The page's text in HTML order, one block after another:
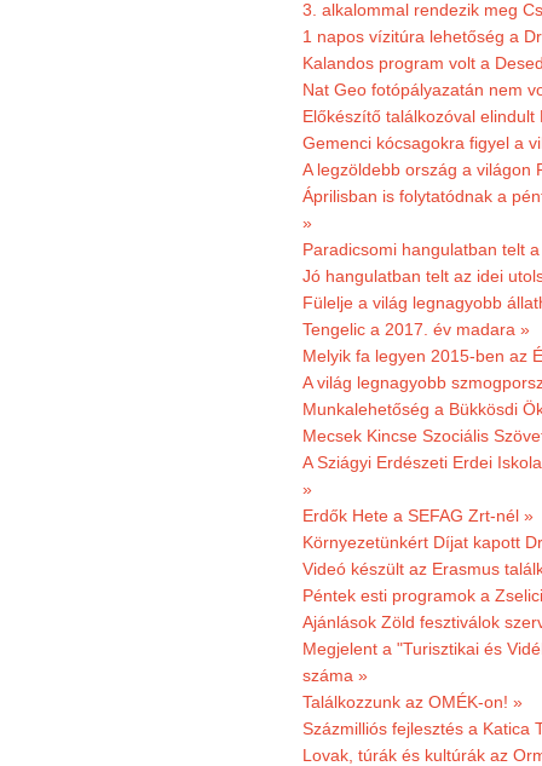
3. alkalommal rendezik meg
1 napos vízitúra lehetőség a
Kalandos program volt a
Nat Geo fotópályazatán nem
Előkészítő találkozóval
Gemenci kócsagokra figyel a
A legzöldebb ország a világon
Áprilisban is folytatódnak a
»
Paradicsomi hangulatban telt
Jó hangulatban telt az idei
Fülelje a világ legnagyobb
Tengelic a 2017. év madara »
Melyik fa legyen 2015-ben az
A világ legnagyobb
Munkalehetőség a Bükkösdi
Mecsek Kincse Szociális
A Sziágyi Erdészeti Erdei
»
Erdők Hete a SEFAG Zrt-nél »
Környezetünkért Díjat kapott
Videó készült az Erasmus
Péntek esti programok a
Ajánlások Zöld fesztiválok
Megjelent a "Turisztikai és
száma »
Találkozzunk az OMÉK-on! »
Százmilliós fejlesztés a Katica
Lovak, túrák és kultúrák az